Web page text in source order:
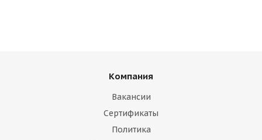
Компания
Вакансии
Сертификаты
Политика